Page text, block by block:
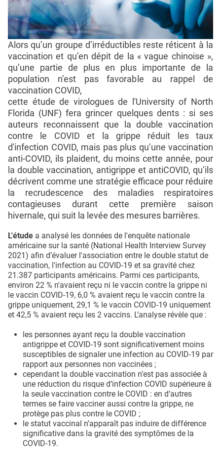
Alors qu’un groupe d’irréductibles reste réticent à la
vaccination et qu’en dépit de la « vague chinoise »,
qu’une partie de plus en plus importante de la
population n’est pas favorable au rappel de
vaccination COVID,
cette étude de virologues de l'University of North
Florida (UNF) fera grincer quelques dents : si ses
auteurs reconnaissent que la double vaccination
contre le COVID et la grippe réduit les taux
d'infection COVID, mais pas plus qu’une vaccination
anti-COVID, ils plaident, du moins cette année, pour
la double vaccination, antigrippe et antiCOVID, qu’ils
décrivent comme une stratégie efficace pour réduire
la recrudescence des maladies respiratoires
contagieuses durant cette première saison
hivernale, qui suit la levée des mesures barrières.
L'étude a analysé les données de l'enquête nationale
américaine sur la santé (National Health Interview Survey
2021) afin d’évaluer l'association entre le double statut de
vaccination, l'infection au COVID-19 et sa gravité chez
21.387 participants américains. Parmi ces participants,
environ 22 % n'avaient reçu ni le vaccin contre la grippe ni
le vaccin COVID-19, 6,0 % avaient reçu le vaccin contre la
grippe uniquement, 29,1 % le vaccin COVID-19 uniquement
et 42,5 % avaient reçu les 2 vaccins. L’analyse révèle que :
les personnes ayant reçu la double vaccination
antigrippe et COVID-19 sont significativement moins
susceptibles de signaler une infection au COVID-19 par
rapport aux personnes non vaccinées ;
cependant la double vaccination n’est pas associée à
une réduction du risque d’infection COVID supérieure à
la seule vaccination contre le COVID : en d’autres
termes se faire vacciner aussi contre la grippe, ne
protège pas plus contre le COVID ;
le statut vaccinal n’apparaît pas induire de différence
significative dans la gravité des symptômes de la
COVID-19.